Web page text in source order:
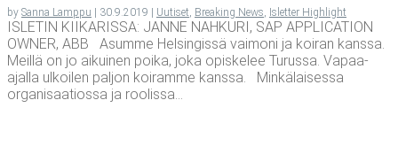
by Sanna Lamppu | 30.9.2019 | Uutiset, Breaking News, Isletter Highlight
ISLETIN KIIKARISSA: JANNE NAHKURI, SAP APPLICATION
OWNER, ABB Asumme Helsingissä vaimoni ja koiran kanssa.
Meillä on jo aikuinen poika, joka opiskelee Turussa. Vapaa-
ajalla ulkoilen paljon koiramme kanssa. Minkälaisessa
organisaatiossa ja roolissa...